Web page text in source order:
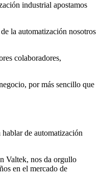
industrial apostamos
la automatización nosotros
colaboradores,
por más sencillo que
de automatización
Valtek, nos da orgullo
en el mercado de